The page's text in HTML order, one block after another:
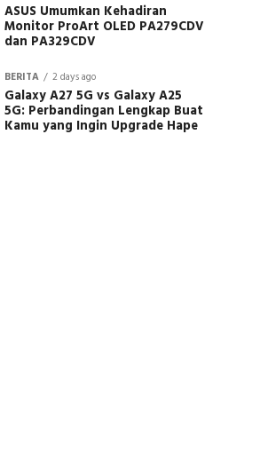
ASUS Umumkan Kehadiran
Monitor ProArt OLED PA279CDV
dan PA329CDV
BERITA 2 days ago
Galaxy A27 5G vs Galaxy A25
5G: Perbandingan Lengkap Buat
Kamu yang Ingin Upgrade Hape